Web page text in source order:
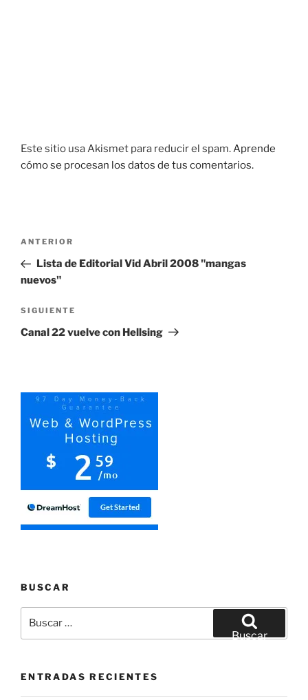
Este sitio usa Akismet para reducir el spam.Aprende
cómo se procesan los datos de tus comentarios.
Navegación
entradas
Entrada
anterior:
ANTERIOR
Lista de Editorial Vid Abril 2008 "mangas
nuevos"
Siguiente
entrada
SIGUIENTE
Canal 22 vuelve con Hellsing
BUSCAR
por:
Buscar
ENTRADAS RECIENTES